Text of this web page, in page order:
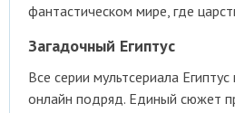
фантастическом мире, где
Загадочный Египтус
Все серии мультсериала
онлайн подряд. Единый сюжет